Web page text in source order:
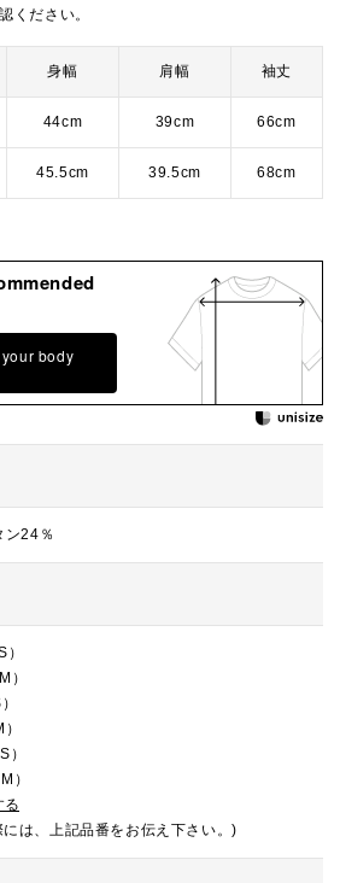
ください。
身幅 肩幅 袖丈
44cm 39cm 66cm
45.5cm 39.5cm 68cm
body
ン24％
）
）
）
る
は、上記品番をお伝え下さい。)